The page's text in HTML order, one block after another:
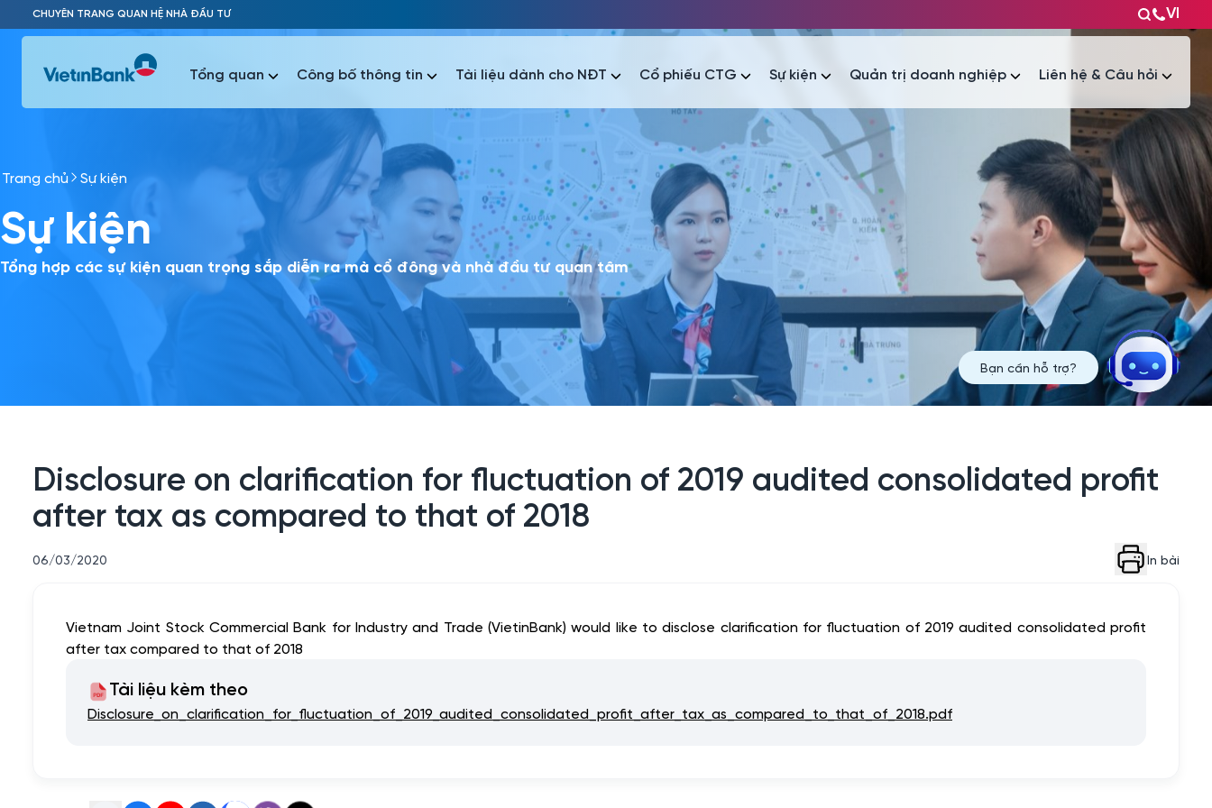
Skip to Main Content
CHUYÊN TRANG QUAN HỆ NHÀ ĐẦU TƯ VI
Phổ biến nhất
Báo cáo tài chính Thông tin giao dịch Công bố thông tin Sự kiện
Tổng quan Công bố thông tin Tài liệu dành cho NĐT Cổ phiếu CTG Sự kiện Quản trị doanh nghiệp Liên hệ & Câu hỏi
Phổ biến nhất
Thông tin giao dịch Công bố thông tin Tài liệu
Trang chủ Sự kiện
Sự kiện
Tổng hợp các sự kiện quan trọng sắp diễn ra mà cổ đông và nhà đầu tư quan tâm
Disclosure on clarification for fluctuation of 2019 audited consolidated profit
after tax as compared to that of 2018
06/03/2020 In bài
Vietnam Joint Stock Commercial Bank for Industry and Trade (VietinBank) would like to disclose clarification for fluctuation of 2019 audited consolidated profit
after tax compared to that of 2018
Tài liệu kèm theo
Disclosure_on_clarification_for_fluctuation_of_2019_audited_consolidated_profit_after_tax_as_compared_to_that_of_2018.pdf
Bạn cần hỗ trợ?